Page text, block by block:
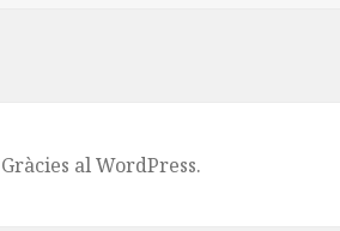
Gràcies al WordPress.